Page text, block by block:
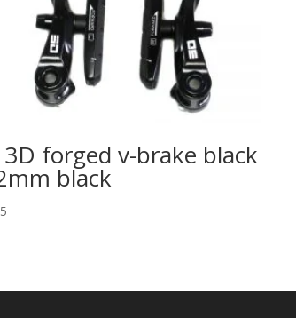
3D forged v-brake black
black